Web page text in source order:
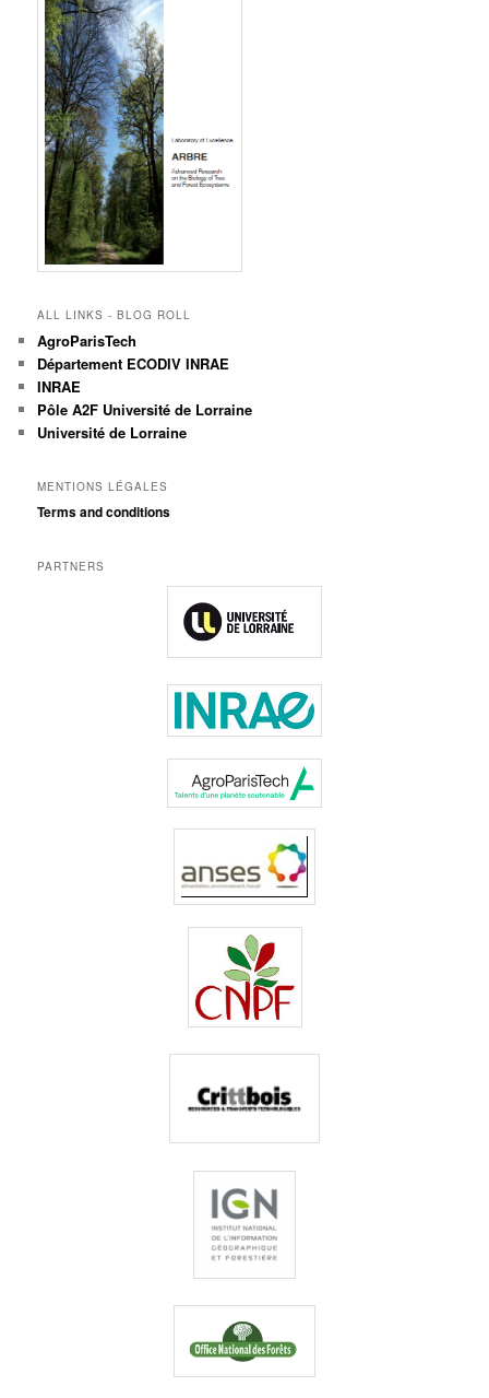
ALL LINKS - BLOG ROLL
AgroParisTech
Département ECODIV INRAE
INRAE
Pôle A2F Université de Lorraine
Université de Lorraine
MENTIONS LÉGALES
Terms and conditions
PARTNERS